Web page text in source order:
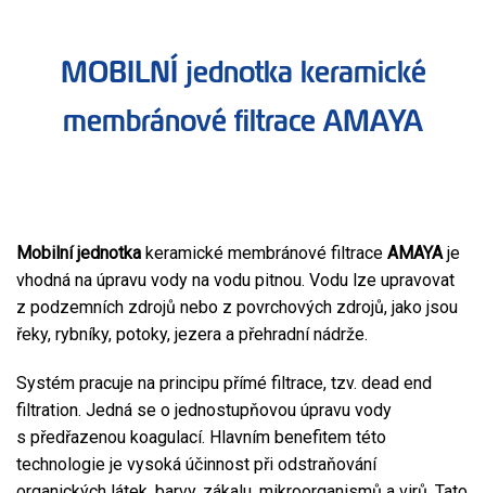
MOBILNÍ jednotka keramické
membránové filtrace AMAYA
Mobilní jednotka keramické membránové filtrace AMAYAje
vhodná na úpravu vody na vodu pitnou. Vodu lze upravovat
z podzemních zdrojů nebo z povrchových zdrojů, jako jsou
řeky, rybníky, potoky, jezera a přehradní nádrže.
Systém pracuje na principu přímé filtrace, tzv. dead end
filtration. Jedná se o jednostupňovou úpravu vody
s předřazenou koagulací. Hlavním benefitem této
technologie je vysoká účinnost při odstraňování